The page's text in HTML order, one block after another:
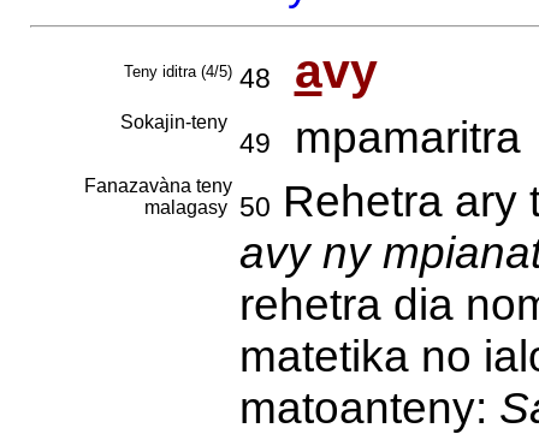
Teny iditra (4/5) 48 avy
Sokajin-teny
49 mpamaritra
Fanazavàna teny
malagasy
50 Rehetra ary
avy ny
rehetra dia
matetika no
matoanteny: